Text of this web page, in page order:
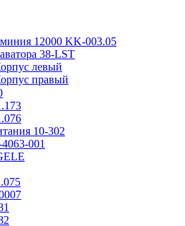
12000 KK-003.05
38-LST
левый
правый
10-302
001